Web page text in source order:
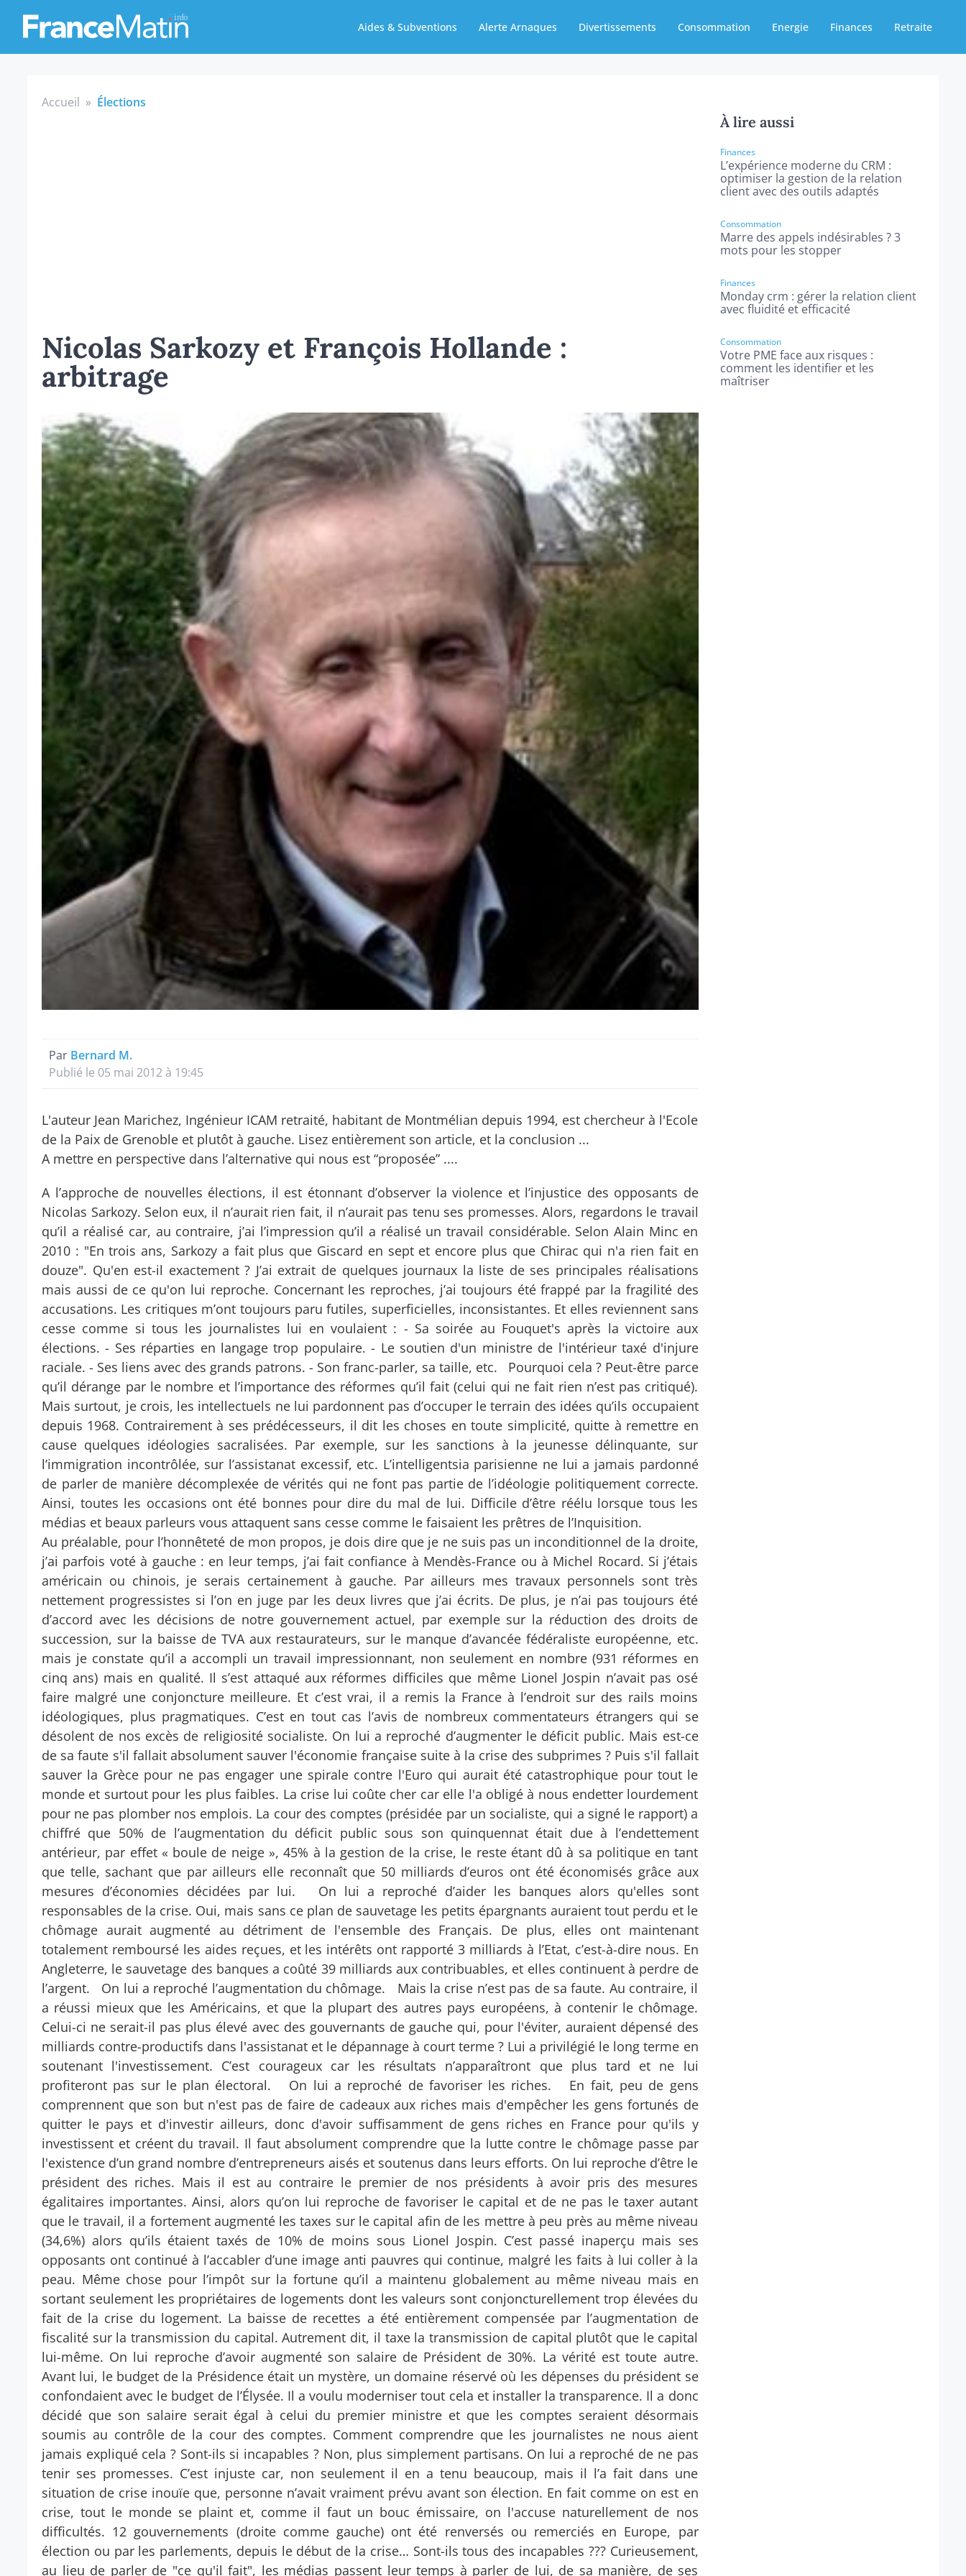
Aides & Subventions Alerte Arnaques Divertissements Consommation Energie Finances Retraite
Accueil » Élections
Nicolas Sarkozy et François Hollande :
arbitrage
Par Bernard M.
Publié le 05 mai 2012 à 19:45
L'auteur Jean Marichez, Ingénieur ICAM retraité, habitant de Montmélian depuis 1994, est chercheur à l'Ecole
de la Paix de Grenoble et plutôt à gauche. Lisez entièrement son article, et la conclusion ...
A mettre en perspective dans l’alternative qui nous est “proposée” ....
A l’approche de nouvelles élections, il est étonnant d’observer la violence et l’injustice des opposants de
Nicolas Sarkozy. Selon eux, il n’aurait rien fait, il n’aurait pas tenu ses promesses. Alors, regardons le travail
qu’il a réalisé car, au contraire, j’ai l’impression qu’il a réalisé un travail considérable. Selon Alain Minc en
2010 : "En trois ans, Sarkozy a fait plus que Giscard en sept et encore plus que Chirac qui n'a rien fait en
douze". Qu'en est-il exactement ? J’ai extrait de quelques journaux la liste de ses principales réalisations
mais aussi de ce qu'on lui reproche. Concernant les reproches, j’ai toujours été frappé par la fragilité des
accusations. Les critiques m’ont toujours paru futiles, superficielles, inconsistantes. Et elles reviennent sans
cesse comme si tous les journalistes lui en voulaient : - Sa soirée au Fouquet's après la victoire aux
élections. - Ses réparties en langage trop populaire. - Le soutien d'un ministre de l'intérieur taxé d'injure
raciale. - Ses liens avec des grands patrons. - Son franc-parler, sa taille, etc. Pourquoi cela ? Peut-être parce
qu’il dérange par le nombre et l’importance des réformes qu’il fait (celui qui ne fait rien n’est pas critiqué).
Mais surtout, je crois, les intellectuels ne lui pardonnent pas d’occuper le terrain des idées qu’ils occupaient
depuis 1968. Contrairement à ses prédécesseurs, il dit les choses en toute simplicité, quitte à remettre en
cause quelques idéologies sacralisées. Par exemple, sur les sanctions à la jeunesse délinquante, sur
l’immigration incontrôlée, sur l’assistanat excessif, etc. L’intelligentsia parisienne ne lui a jamais pardonné
de parler de manière décomplexée de vérités qui ne font pas partie de l’idéologie politiquement correcte.
Ainsi, toutes les occasions ont été bonnes pour dire du mal de lui. Difficile d’être réélu lorsque tous les
médias et beaux parleurs vous attaquent sans cesse comme le faisaient les prêtres de l’Inquisition.
Au préalable, pour l’honnêteté de mon propos, je dois dire que je ne suis pas un inconditionnel de la droite,
j’ai parfois voté à gauche : en leur temps, j’ai fait confiance à Mendès-France ou à Michel Rocard. Si j’étais
américain ou chinois, je serais certainement à gauche. Par ailleurs mes travaux personnels sont très
nettement progressistes si l’on en juge par les deux livres que j’ai écrits. De plus, je n’ai pas toujours été
d’accord avec les décisions de notre gouvernement actuel, par exemple sur la réduction des droits de
succession, sur la baisse de TVA aux restaurateurs, sur le manque d’avancée fédéraliste européenne, etc.
mais je constate qu’il a accompli un travail impressionnant, non seulement en nombre (931 réformes en
cinq ans) mais en qualité. Il s’est attaqué aux réformes difficiles que même Lionel Jospin n’avait pas osé
faire malgré une conjoncture meilleure. Et c’est vrai, il a remis la France à l’endroit sur des rails moins
idéologiques, plus pragmatiques. C’est en tout cas l’avis de nombreux commentateurs étrangers qui se
désolent de nos excès de religiosité socialiste. On lui a reproché d’augmenter le déficit public. Mais est-ce
de sa faute s'il fallait absolument sauver l'économie française suite à la crise des subprimes ? Puis s'il fallait
sauver la Grèce pour ne pas engager une spirale contre l'Euro qui aurait été catastrophique pour tout le
monde et surtout pour les plus faibles. La crise lui coûte cher car elle l'a obligé à nous endetter lourdement
pour ne pas plomber nos emplois. La cour des comptes (présidée par un socialiste, qui a signé le rapport) a
chiffré que 50% de l’augmentation du déficit public sous son quinquennat était due à l’endettement
antérieur, par effet « boule de neige », 45% à la gestion de la crise, le reste étant dû à sa politique en tant
que telle, sachant que par ailleurs elle reconnaît que 50 milliards d’euros ont été économisés grâce aux
mesures d’économies décidées par lui. On lui a reproché d’aider les banques alors qu'elles sont
responsables de la crise. Oui, mais sans ce plan de sauvetage les petits épargnants auraient tout perdu et le
chômage aurait augmenté au détriment de l'ensemble des Français. De plus, elles ont maintenant
totalement remboursé les aides reçues, et les intérêts ont rapporté 3 milliards à l’Etat, c’est-à-dire nous. En
Angleterre, le sauvetage des banques a coûté 39 milliards aux contribuables, et elles continuent à perdre de
l’argent. On lui a reproché l’augmentation du chômage. Mais la crise n’est pas de sa faute. Au contraire, il
a réussi mieux que les Américains, et que la plupart des autres pays européens, à contenir le chômage.
Celui-ci ne serait-il pas plus élevé avec des gouvernants de gauche qui, pour l'éviter, auraient dépensé des
milliards contre-productifs dans l'assistanat et le dépannage à court terme ? Lui a privilégié le long terme en
soutenant l'investissement. C’est courageux car les résultats n’apparaîtront que plus tard et ne lui
profiteront pas sur le plan électoral. On lui a reproché de favoriser les riches. En fait, peu de gens
comprennent que son but n'est pas de faire de cadeaux aux riches mais d'empêcher les gens fortunés de
quitter le pays et d'investir ailleurs, donc d'avoir suffisamment de gens riches en France pour qu'ils y
investissent et créent du travail. Il faut absolument comprendre que la lutte contre le chômage passe par
l'existence d’un grand nombre d’entrepreneurs aisés et soutenus dans leurs efforts. On lui reproche d’être le
président des riches. Mais il est au contraire le premier de nos présidents à avoir pris des mesures
égalitaires importantes. Ainsi, alors qu’on lui reproche de favoriser le capital et de ne pas le taxer autant
que le travail, il a fortement augmenté les taxes sur le capital afin de les mettre à peu près au même niveau
(34,6%) alors qu’ils étaient taxés de 10% de moins sous Lionel Jospin. C’est passé inaperçu mais ses
opposants ont continué à l’accabler d’une image anti pauvres qui continue, malgré les faits à lui coller à la
peau. Même chose pour l’impôt sur la fortune qu’il a maintenu globalement au même niveau mais en
sortant seulement les propriétaires de logements dont les valeurs sont conjoncturellement trop élevées du
fait de la crise du logement. La baisse de recettes a été entièrement compensée par l’augmentation de
fiscalité sur la transmission du capital. Autrement dit, il taxe la transmission de capital plutôt que le capital
lui-même. On lui reproche d’avoir augmenté son salaire de Président de 30%. La vérité est toute autre.
Avant lui, le budget de la Présidence était un mystère, un domaine réservé où les dépenses du président se
confondaient avec le budget de l’Élysée. Il a voulu moderniser tout cela et installer la transparence. Il a donc
décidé que son salaire serait égal à celui du premier ministre et que les comptes seraient désormais
soumis au contrôle de la cour des comptes. Comment comprendre que les journalistes ne nous aient
jamais expliqué cela ? Sont-ils si incapables ? Non, plus simplement partisans. On lui a reproché de ne pas
tenir ses promesses. C’est injuste car, non seulement il en a tenu beaucoup, mais il l’a fait dans une
situation de crise inouïe que, personne n’avait vraiment prévu avant son élection. En fait comme on est en
crise, tout le monde se plaint et, comme il faut un bouc émissaire, on l'accuse naturellement de nos
difficultés. 12 gouvernements (droite comme gauche) ont été renversés ou remerciés en Europe, par
élection ou par les parlements, depuis le début de la crise… Sont-ils tous des incapables ??? Curieusement,
au lieu de parler de "ce qu'il fait", les médias passent leur temps à parler de lui, de sa manière, de ses
À lire aussi
Finances
L’expérience moderne du CRM :
optimiser la gestion de la relation
client avec des outils adaptés
Consommation
Marre des appels indésirables ? 3
mots pour les stopper
Finances
Monday crm : gérer la relation client
avec fluidité et efficacité
Consommation
Votre PME face aux risques :
comment les identifier et les
maîtriser